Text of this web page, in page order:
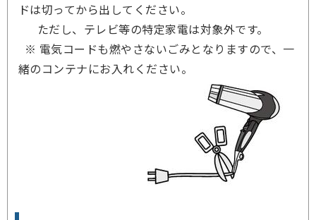
ドは切ってから出してください。
ただし、テレビ等の特定家電は対象外です。
※ 電気コードも燃やさないごみとなりますので、一
緒のコンテナにお入れください。